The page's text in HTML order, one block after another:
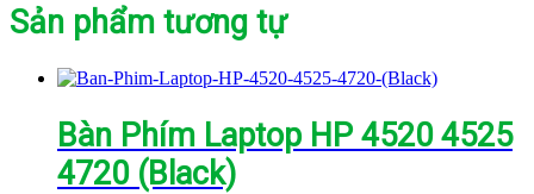
Sản phẩm tương tự
Bàn Phím Laptop HP 4520 4525
4720 (Black)